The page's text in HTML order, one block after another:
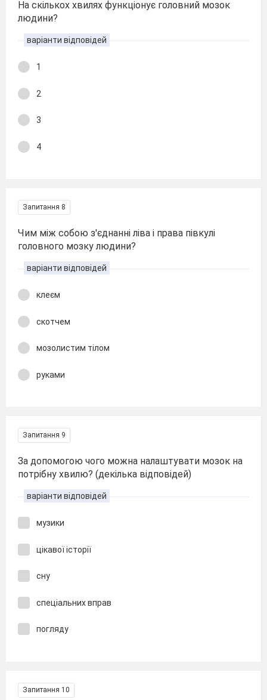
На скількох хвилях функціонує головний мозок
людини?
варіанти відповідей
1
2
3
4
Запитання 8
Чим між собою з'єднанні ліва і права півкулі
головного мозку людини?
варіанти відповідей
клеєм
скотчем
мозолистим тілом
руками
Запитання 9
За допомогою чого можна налаштувати мозок на
потрібну хвилю? (декілька відповідей)
варіанти відповідей
музики
цікавої історії
сну
спеціальних вправ
погляду
Запитання 10